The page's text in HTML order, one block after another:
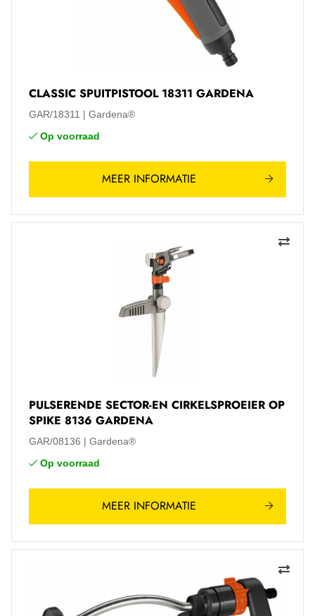
CLASSIC SPUITPISTOOL 18311 GARDENA
GAR/18311
Gardena®
Op voorraad
MEER INFORMATIE
PULSERENDE SECTOR-EN CIRKELSPROEIER OP
SPIKE 8136 GARDENA
GAR/08136
Gardena®
Op voorraad
MEER INFORMATIE